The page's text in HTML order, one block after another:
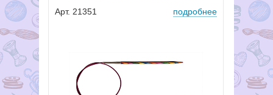
Арт. 21351 подробнее